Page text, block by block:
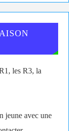
les R3, la
jeune avec une